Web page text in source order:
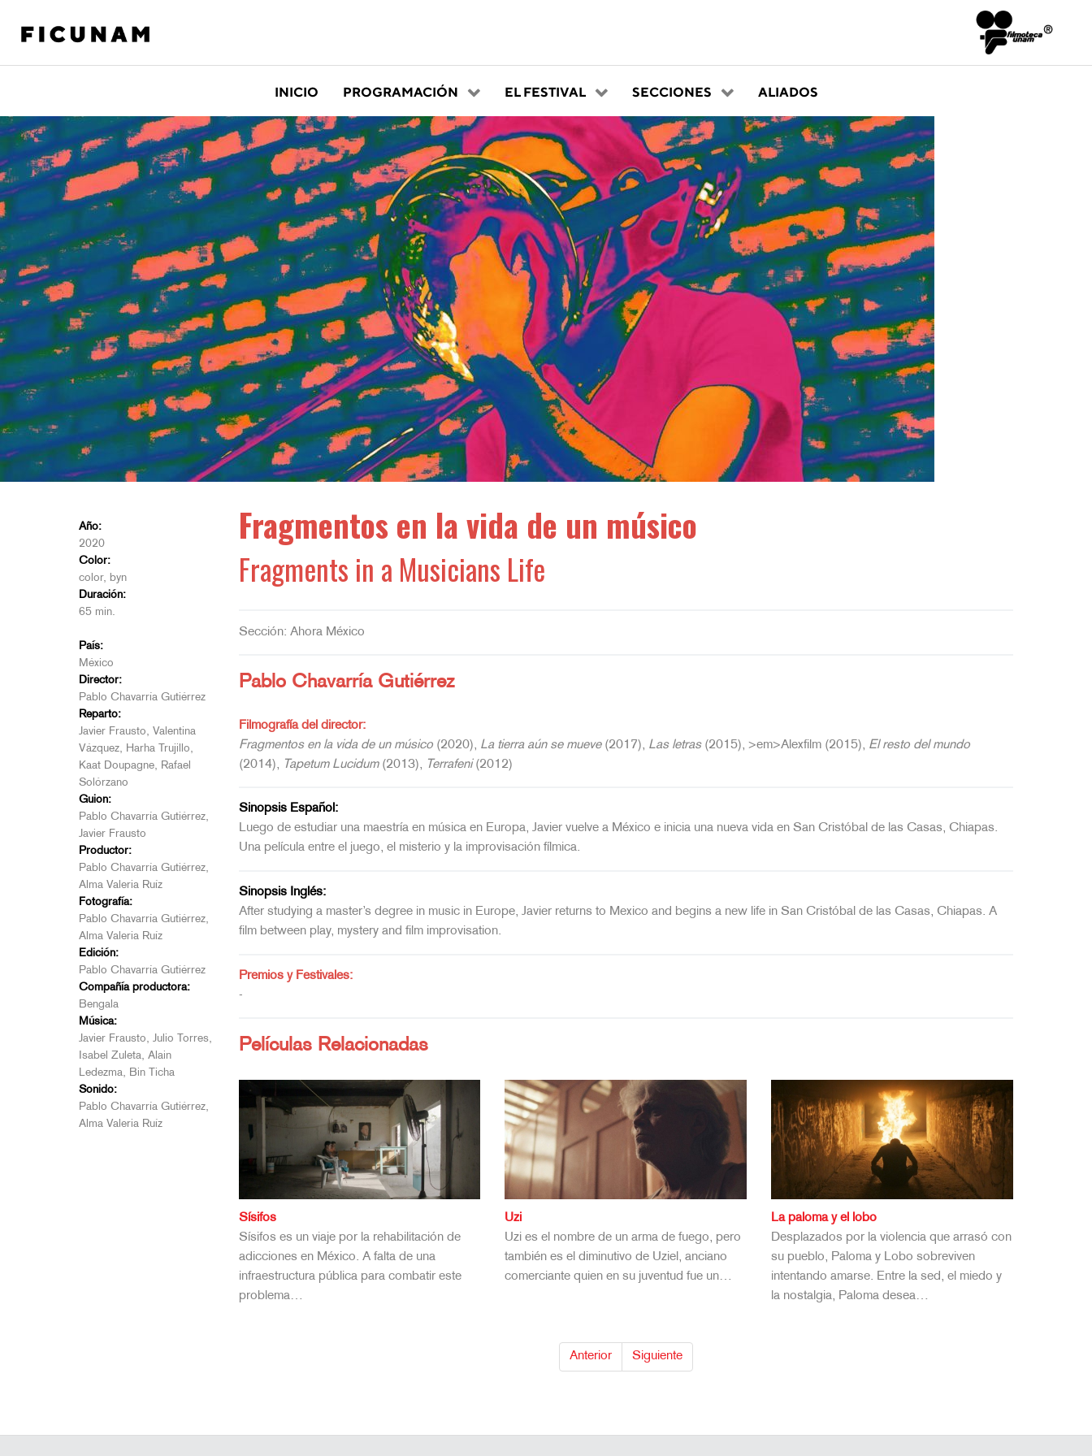
INICIO PROGRAMACIÓN EL FESTIVAL SECCIONES ALIADOS
Año:
2020
Color:
color, byn
Duración:
65 min.
País:
México
Director:
Pablo Chavarría Gutiérrez
Reparto:
Javier Frausto, Valentina
Vázquez, Harha Trujillo,
Kaat Doupagne, Rafael
Solórzano
Guion:
Pablo Chavarría Gutiérrez,
Javier Frausto
Productor:
Pablo Chavarría Gutiérrez,
Alma Valeria Ruíz
Fotografía:
Pablo Chavarría Gutiérrez,
Alma Valeria Ruíz
Edición:
Pablo Chavarría Gutiérrez
Compañía productora:
Bengala
Música:
Javier Frausto, Julio Torres,
Isabel Zuleta, Alain
Ledezma, Bin Ticha
Sonido:
Pablo Chavarría Gutiérrez,
Alma Valeria Ruíz
Fragmentos en la vida de un músico
Fragments in a Musicians Life
Sección: Ahora México
Pablo Chavarría Gutiérrez
Filmografía del director:
Fragmentos en la vida de un músico(2020), La tierra aún se mueve(2017), Las letras(2015), >em>Alexfilm (2015), El resto del mundo
(2014), Tapetum Lucidum(2013), Terrafeni(2012)
Sinopsis Español:
Luego de estudiar una maestría en música en Europa, Javier vuelve a México e inicia una nueva vida en San Cristóbal de las Casas, Chiapas.
Una película entre el juego, el misterio y la improvisación fílmica.
Sinopsis Inglés:
After studying a master’s degree in music in Europe, Javier returns to Mexico and begins a new life in San Cristóbal de las Casas, Chiapas. A
film between play, mystery and film improvisation.
Premios y Festivales:
-
Películas Relacionadas
Sísifos
Sísifos es un viaje por la rehabilitación de
adicciones en México. A falta de una
infraestructura pública para combatir este
problema…
Uzi
Uzi es el nombre de un arma de fuego, pero
también es el diminutivo de Uziel, anciano
comerciante quien en su juventud fue un…
La paloma y el lobo
Desplazados por la violencia que arrasó con
su pueblo, Paloma y Lobo sobreviven
intentando amarse. Entre la sed, el miedo y
la nostalgia, Paloma desea…
Anterior Siguiente